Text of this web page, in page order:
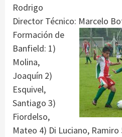
Rodrigo
Director Técnico: Marcelo
Formación de
Banfield: 1)
Molina,
Joaquín 2)
Esquivel,
Santiago 3)
Fiordelso,
Mateo 4) Di Luciano,